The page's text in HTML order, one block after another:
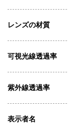
レンズの材質
可視光線透過率
紫外線透過率
表示者名